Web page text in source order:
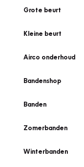
Grote beurt
Kleine beurt
Airco onderhoud
Bandenshop
Banden
Zomerbanden
Winterbanden